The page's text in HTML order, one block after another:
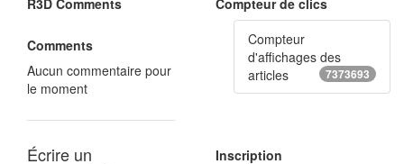
R3D Comments
Comments
Aucun commentaire pour
le moment
Écrire un
Compteur de clics
Compteur
d'affichages des
articles
7373693
Inscription